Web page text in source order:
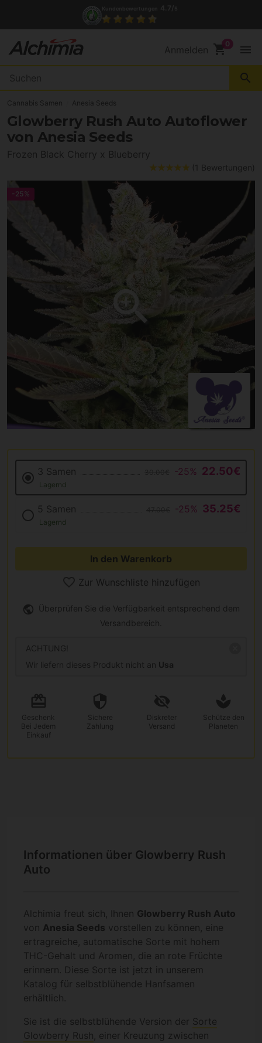
Anmelden shopping_cart menu
search
Cannabis Samen Anesia Seeds
Glowberry Rush Auto Autoflower
von Anesia Seeds
Frozen Black Cherry x Blueberry
(1 Bewertungen)
-25%
3 Samen -25% 22.50€
Lagernd
5 Samen -25% 35.25€
Lagernd
In den Warenkorb
Zur Wunschliste hinzufügen
Überprüfen Sie die Verfügbarkeit entsprechend dem
Versandbereich.
ACHTUNG!
Wir liefern dieses Produkt nicht an Usa
Geschenk
Bei Jedem
Einkauf
Sichere
Zahlung
Diskreter
Versand
Schütze den
Planeten
Informationen über Glowberry Rush
Auto
Alchimia freut sich, Ihnen Glowberry Rush Auto
von Anesia Seeds vorstellen zu können, eine
ertragreiche, automatische Sorte mit hohem
THC-Gehalt und Aromen, die an rote Früchte
erinnern. Diese Sorte ist jetzt in unserem
Katalog für selbstblühende Hanfsamen
erhältlich.
Sie ist die selbstblühende Version der Sorte
Glowberry Rush, einer Kreuzung zwischen